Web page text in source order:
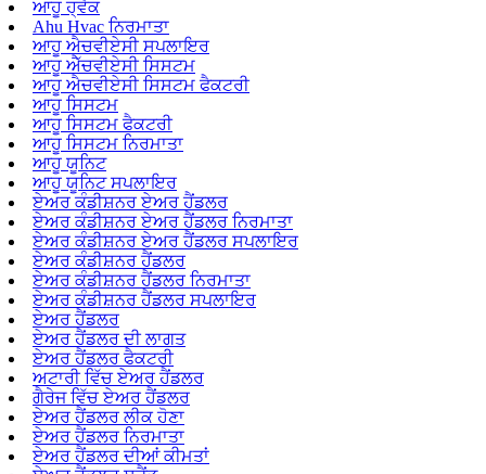
ਆਹੂ ਹ੍ਵੈਕ
Ahu Hvac ਨਿਰਮਾਤਾ
ਆਹੂ ਐਚਵੀਏਸੀ ਸਪਲਾਇਰ
ਆਹੂ ਐੱਚਵੀਏਸੀ ਸਿਸਟਮ
ਆਹੂ ਐਚਵੀਏਸੀ ਸਿਸਟਮ ਫੈਕਟਰੀ
ਆਹੂ ਸਿਸਟਮ
ਆਹੂ ਸਿਸਟਮ ਫੈਕਟਰੀ
ਆਹੂ ਸਿਸਟਮ ਨਿਰਮਾਤਾ
ਆਹੂ ਯੂਨਿਟ
ਆਹੂ ਯੂਨਿਟ ਸਪਲਾਇਰ
ਏਅਰ ਕੰਡੀਸ਼ਨਰ ਏਅਰ ਹੈਂਡਲਰ
ਏਅਰ ਕੰਡੀਸ਼ਨਰ ਏਅਰ ਹੈਂਡਲਰ ਨਿਰਮਾਤਾ
ਏਅਰ ਕੰਡੀਸ਼ਨਰ ਏਅਰ ਹੈਂਡਲਰ ਸਪਲਾਇਰ
ਏਅਰ ਕੰਡੀਸ਼ਨਰ ਹੈਂਡਲਰ
ਏਅਰ ਕੰਡੀਸ਼ਨਰ ਹੈਂਡਲਰ ਨਿਰਮਾਤਾ
ਏਅਰ ਕੰਡੀਸ਼ਨਰ ਹੈਂਡਲਰ ਸਪਲਾਇਰ
ਏਅਰ ਹੈਂਡਲਰ
ਏਅਰ ਹੈਂਡਲਰ ਦੀ ਲਾਗਤ
ਏਅਰ ਹੈਂਡਲਰ ਫੈਕਟਰੀ
ਅਟਾਰੀ ਵਿੱਚ ਏਅਰ ਹੈਂਡਲਰ
ਗੈਰੇਜ ਵਿੱਚ ਏਅਰ ਹੈਂਡਲਰ
ਏਅਰ ਹੈਂਡਲਰ ਲੀਕ ਹੋਣਾ
ਏਅਰ ਹੈਂਡਲਰ ਨਿਰਮਾਤਾ
ਏਅਰ ਹੈਂਡਲਰ ਦੀਆਂ ਕੀਮਤਾਂ